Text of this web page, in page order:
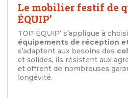
Le mobilier festif de
ÉQUIP’
TOP ÉQUIP’ s’applique à
équipements de réception et
s’adaptent aux besoins des
et solides, ils résistent aux
et offrent de nombreuses
longévité.